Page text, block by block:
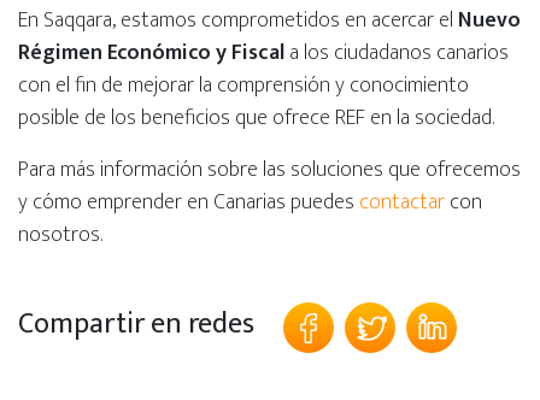
En Saqqara, estamos comprometidos en acercar el Nuevo
Régimen Económico y Fiscala los ciudadanos canarios
con el fin de mejorar la comprensión y conocimiento
posible de los beneficios que ofrece REF en la sociedad.
Para más información sobre las soluciones que ofrecemos
y cómo emprender en Canarias puedes contactarcon
nosotros.
Compartir en redes